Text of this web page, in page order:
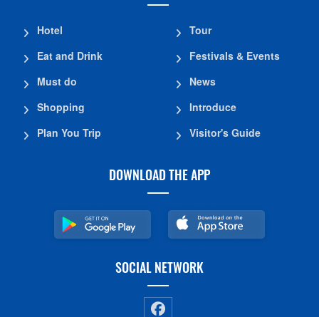
Hotel
Eat and Drink
Must do
Shopping
Plan You Trip
Tour
Festivals & Events
News
Introduce
Visitor's Guide
DOWNLOAD THE APP
SOCIAL NETWORK